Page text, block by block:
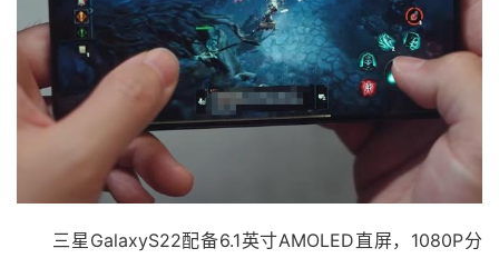
三星GalaxyS22配备6.1英寸AMOLED直屏，1080P分